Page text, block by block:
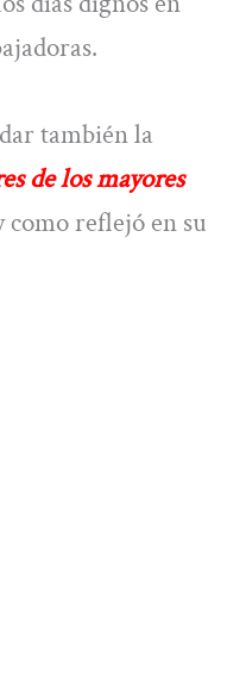
también la
de los mayores
como reflejó en su